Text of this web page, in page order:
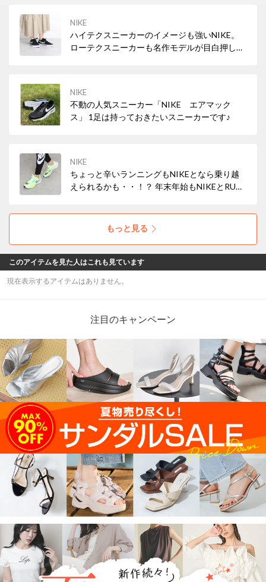
NIKE
ハイテクスニーカーのイメージも強いNIKE。
ローテクスニーカーも名作モデルが目白押し！
NIKE
不動の人気スニーカー「NIKE エアマック
ス」 1足は持っておきたいスニーカーです♪
NIKE
ちょっと辛いランニングもNIKEとなら乗り越
えられるかも・・！？ 年末年始もNIKEとRUN
もっと見る
このアイテムを見た人はこれも見ています
現在表示するアイテムはありません。
注目のキャンペーン